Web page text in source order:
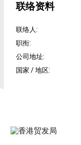
联络资料
联络人:
职衔:
公司地址:
国家 / 地区: